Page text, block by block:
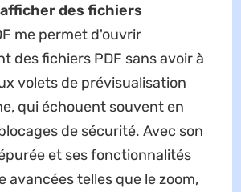
des fichiers
me permet d'ouvrir
des fichiers PDF sans avoir à
volets de prévisualisation
qui échouent souvent en
de sécurité. Avec son
et ses fonctionnalités
avancées telles que le zoom,